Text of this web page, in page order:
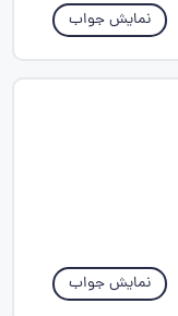
نمایش جواب
نمایش جواب